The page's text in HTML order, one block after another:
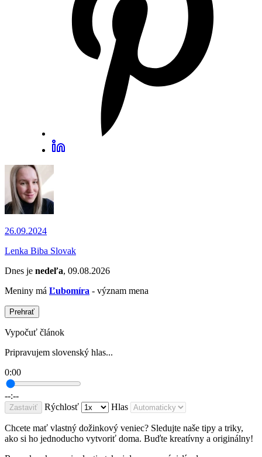
26.09.2024
Lenka Biba Slovak
Dnes je nedeľa, 09.08.2026
Meniny má Ľubomíra - význam mena
Prehrať
Vypočuť článok
Pripravujem slovenský hlas...
0:00
--:--
Zastaviť Rýchlosť Hlas
Chcete mať vlastný dožinkový veniec? Sledujte naše tipy a triky,
ako si ho jednoducho vytvoriť doma. Buďte kreatívny a originálny!